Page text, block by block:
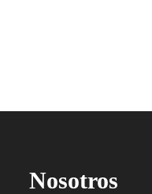
Nosotros